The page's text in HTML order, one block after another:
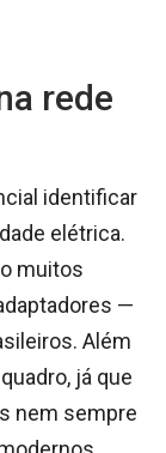
rede
identificar
elétrica.
muitos
—
Além
já que
nem sempre